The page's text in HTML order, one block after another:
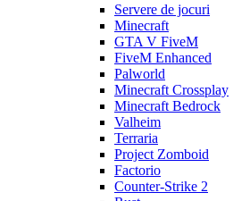
Servere de jocuri
Minecraft
GTA V FiveM
FiveM Enhanced
Palworld
Minecraft Crossplay
Minecraft Bedrock
Valheim
Terraria
Project Zomboid
Factorio
Counter-Strike 2